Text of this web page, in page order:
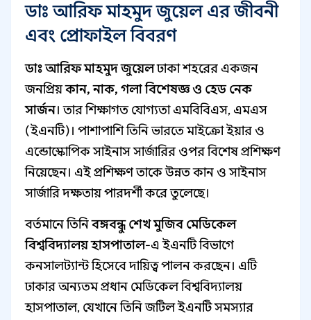
ডাঃ আরিফ মাহমুদ জুয়েল এর জীবনী
এবং প্রোফাইল বিবরণ
ডাঃ আরিফ মাহমুদ জুয়েলঢাকা শহরের একজন
জনপ্রিয়কান, নাক, গলা বিশেষজ্ঞ ও হেড নেক
সার্জন। তার শিক্ষাগত যোগ্যতা এমবিবিএস, এমএস
(ইএনটি)। পাশাপাশি তিনি ভারতে মাইক্রো ইয়ার ও
এন্ডোস্কোপিক সাইনাস সার্জারির ওপর বিশেষ প্রশিক্ষণ
নিয়েছেন। এই প্রশিক্ষণ তাকে উন্নত কান ও সাইনাস
সার্জারি দক্ষতায় পারদর্শী করে তুলেছে।
বর্তমানে তিনিবঙ্গবন্ধু শেখ মুজিব মেডিকেল
বিশ্ববিদ্যালয় হাসপাতাল-এ ইএনটি বিভাগে
কনসালট্যান্ট হিসেবে দায়িত্ব পালন করছেন। এটি
ঢাকার অন্যতম প্রধান মেডিকেল বিশ্ববিদ্যালয়
হাসপাতাল, যেখানে তিনি জটিল ইএনটি সমস্যার